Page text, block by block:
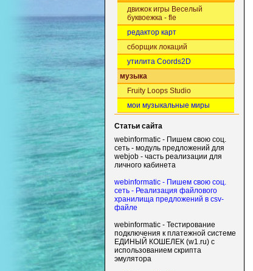
движок игры Веселый
буквоежка - fle
редактор карт
сборщик локаций
утилита Coords2D
музыка
Fruity Loops Studio
мои музыкальные миры
Статьи сайта
webinformatic - Пишем свою соц.
сеть - модуль предложений для
webjob - часть реализации для
личного кабинета
webinformatic - Пишем свою соц.
сеть - Реализация файлового
хранилища предложений в csv-
файле
webinformatic - Тестирование
подключения к платежной системе
ЕДИНЫЙ КОШЕЛЕК (w1.ru) с
использованием скрипта
эмулятора